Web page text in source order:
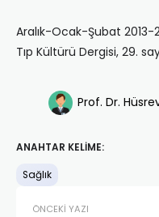
Aralık-Ocak-Şubat 2013-
Tıp Kültürü Dergisi, 29.
Prof. Dr.
ANAHTAR KELIME:
Sağlık
ÖNCEKI YAZI